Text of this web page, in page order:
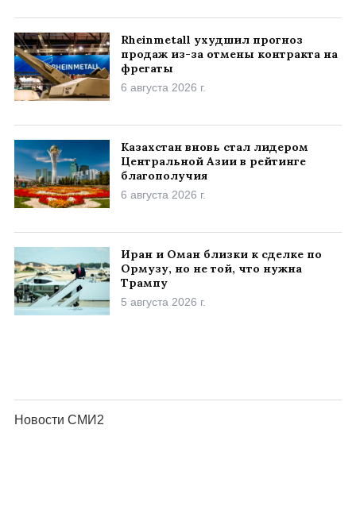
Rheinmetall ухудшил прогноз
продаж из-за отмены контракта на
фрегаты
6 августа 2026 г.
Казахстан вновь стал лидером
Центральной Азии в рейтинге
благополучия
6 августа 2026 г.
Иран и Оман близки к сделке по
Ормузу, но не той, что нужна
Трампу
5 августа 2026 г.